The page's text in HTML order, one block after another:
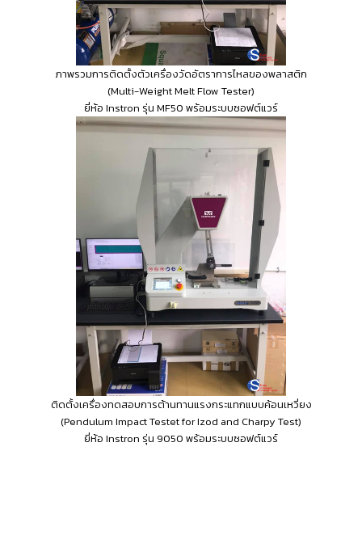
ภาพรวมการติดตั้งตัวเครื่องวัดอัตราการไหลของพลาสติก
(Multi-Weight Melt Flow Tester)
ยี่ห้อ Instron รุ่น MF50 พร้อมระบบซอฟต์แวร์
ติดตั้งเครื่องทดสอบการต้านทานแรงกระแทกแบบค้อนเหวี่ยง
(Pendulum Impact Testet for Izod and Charpy Test)
ยี่ห้อ Instron รุ่น 9050 พร้อมระบบซอฟต์แวร์